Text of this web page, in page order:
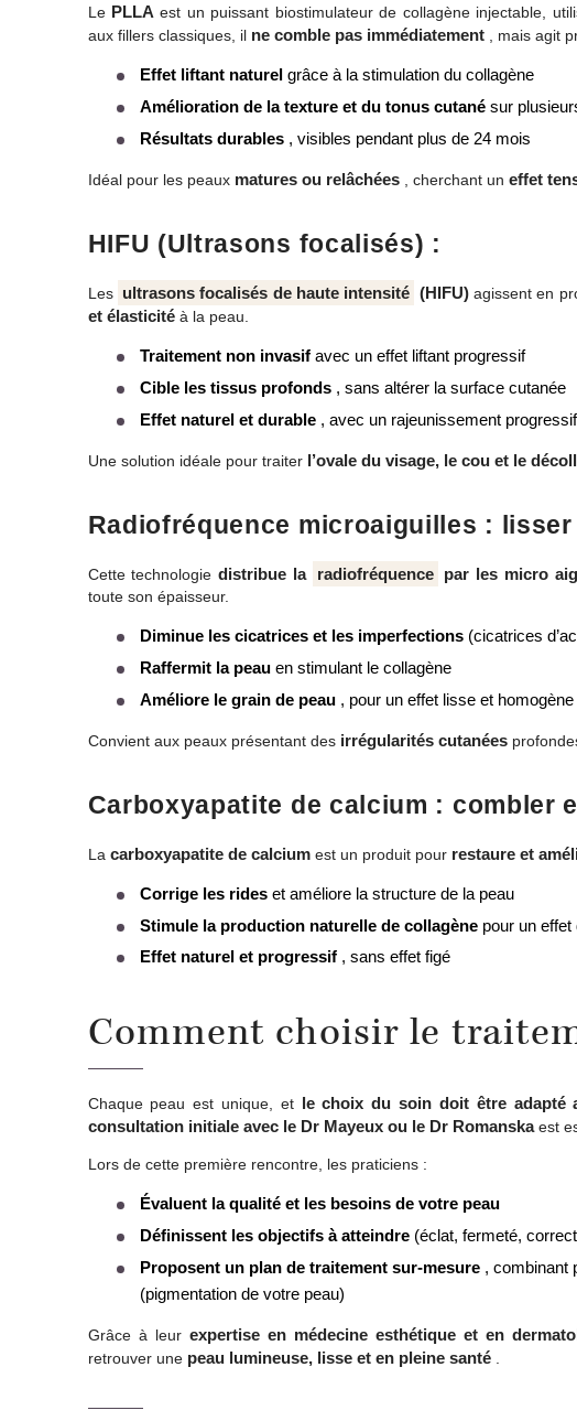
Le PLLA est un puissant biostimulateur de collagène injectable,
aux fillers classiques, il ne comble pas immédiatement, mais agit
Effet liftant naturelgrâce à la stimulation du collagène
Amélioration de la texture et du tonus cutanésur
Résultats durables, visibles pendant plus de 24 mois
Idéal pour les peaux matures ou relâchées, cherchant un effet
HIFU (Ultrasons focalisés) :
Les ultrasons focalisés de haute intensité (HIFU)agissent en
et élasticitéà la peau.
Traitement non invasifavec un effet liftant progressif
Cible les tissus profonds, sans altérer la surface cutanée
Effet naturel et durable, avec un rajeunissement progressif
Une solution idéale pour traiter l’ovale du visage, le cou et le
Radiofréquence microaiguilles :
Cette technologiedistribue la radiofréquence par les micro
toute son épaisseur.
Diminue les cicatrices et les imperfections(cicatrices
Raffermit la peauen stimulant le collagène
Améliore le grain de peau, pour un effet lisse et homogène
Convient aux peaux présentant des irrégularités cutanées
Carboxyapatite de calcium : combler
La carboxyapatite de calciumest un produit pour restaure et
Corrige les rideset améliore la structure de la peau
Stimule la production naturelle de collagènepour un effet
Effet naturel et progressif, sans effet figé
Comment choisir le
Chaque peau est unique, et le choix du soin doit être adapté
consultation initiale avec le Dr Mayeux ou le Dr Romanskaest
Lors de cette première rencontre, les praticiens :
Évaluent la qualité et les besoins de votre peau
Définissent les objectifs à atteindre(éclat, fermeté,
Proposent un plan de traitement sur-mesure, combinant
(pigmentation de votre peau)
Grâce à leur expertise en médecine esthétique et en
retrouver une peau lumineuse, lisse et en pleine santé.